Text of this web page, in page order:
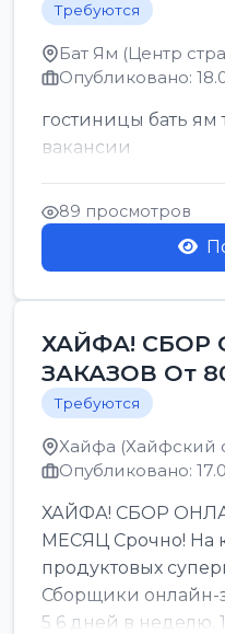
Требуются
Бат Ям (Центр
Опубликовано:
гостиницы бать ям
вакансии
89 просмотров
ХАЙФА! СБОР
ЗАКАЗОВ От
Требуются
Хайфа (Хайфский
Опубликовано:
ХАЙФА! СБОР
МЕСЯЦ Срочно! На
продуктовых
Сборщики онлайн-
5 6 дней в неделю,